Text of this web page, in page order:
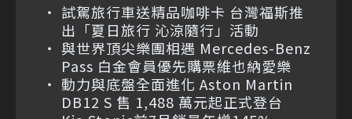
試駕旅行車送精品咖啡卡 台灣福斯推
出「夏日旅行 沁涼隨行」活動
與世界頂尖樂團相遇 Mercedes-Benz
Pass 白金會員優先購票維也納愛樂
動力與底盤全面進化 Aston Martin
DB12 S 售 1,488 萬元起正式登台